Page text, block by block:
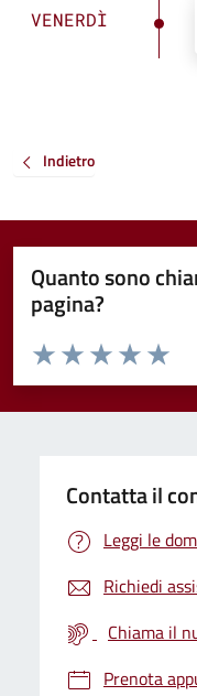
VENERDÌ
Indietro
Quanto sono
pagina?
Valuta da 1 a 5 stelle la
Valuta 4
Valuta 3
Valuta 2 stelle su
Valuta 1 stelle su 5
Contatta il
Leggi le
Richiedi
Chiama il
Prenota